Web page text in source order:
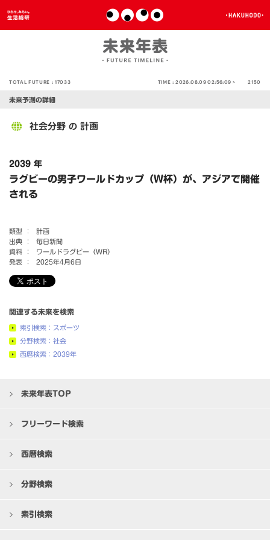
TOTAL FUTURE :17033 TIME :2026.08.09 02:56:09 > 2150
未来予測の詳細
社会分野 の 計画
2039 年
ラグビーの男子ワールドカップ（W杯）が、アジアで開催
される
類型 ：
計画
出典 ：
毎日新聞
資料 ：
ワールドラグビー（WR）
発表 ：
2025年4月6日
関連する未来を検索
索引検索：スポーツ
分野検索：社会
西暦検索：2039年
未来年表TOP
フリーワード検索
西暦検索
分野検索
索引検索